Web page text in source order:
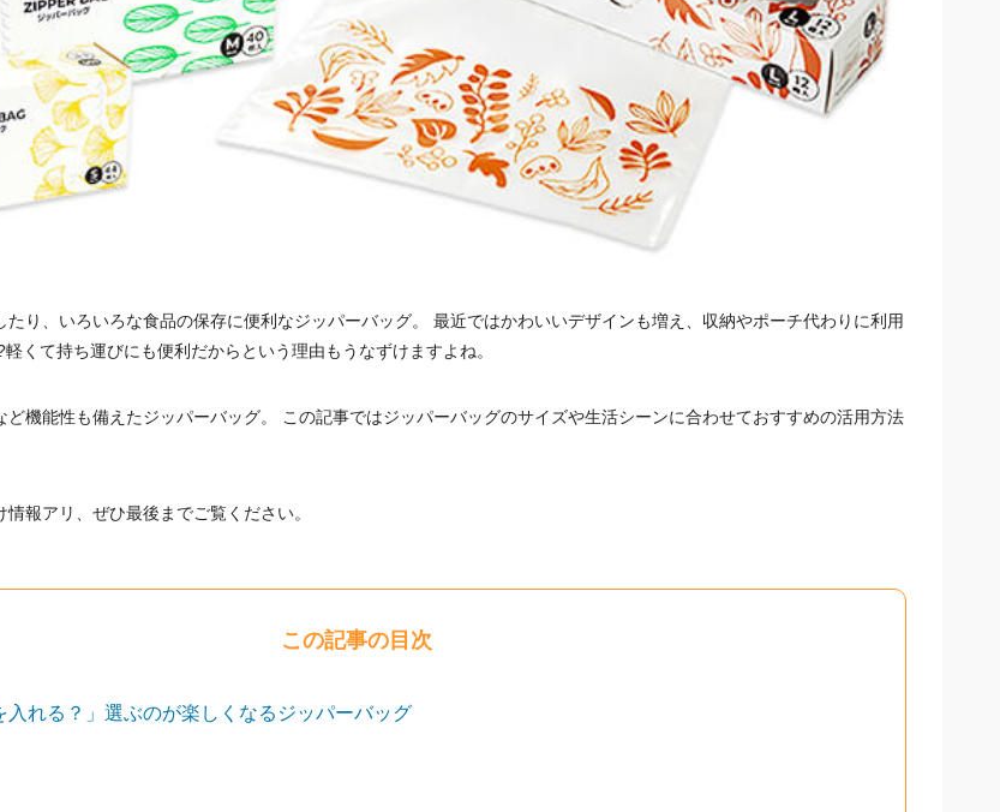
たり、いろいろな食品の保存に便利なジッパーバッグ。 最近ではかわいいデザインも増え、収納やポーチ代わりに利用
くて持ち運びにも便利だからという理由もうなずけますよね。
ど機能性も備えたジッパーバッグ。 この記事ではジッパーバッグのサイズや生活シーンに合わせておすすめの活用方法
報アリ、ぜひ最後までご覧ください。
この記事の目次
入れる？」選ぶのが楽しくなるジッパーバッグ